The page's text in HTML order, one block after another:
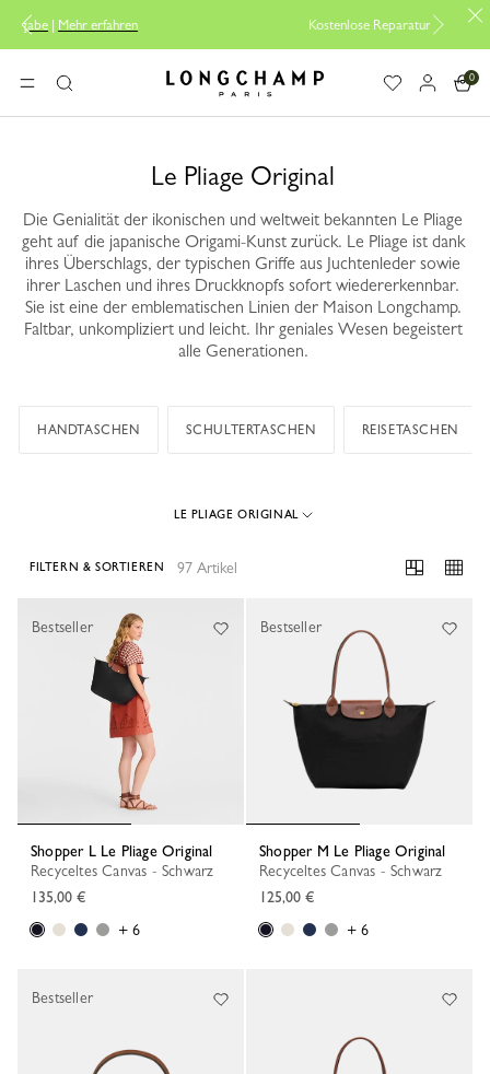
Zum Reparaturservice
MENÜSuche Longchamp - Home
0
Le Pliage Original
Die Genialität der ikonischen und weltweit bekannten Le Pliage
geht auf die japanische Origami-Kunst zurück. Le Pliage ist dank
ihres Überschlags, der typischen Griffe aus Juchtenleder sowie
ihrer Laschen und ihres Druckknopfs sofort wiedererkennbar.
Sie ist eine der emblematischen Linien der Maison Longchamp.
Faltbar, unkompliziert und leicht. Ihr geniales Wesen begeistert
alle Generationen.
HANDTASCHEN SCHULTERTASCHEN REISETASCHEN
LE PLIAGE ORIGINAL
97 Artikel
FILTERN & SORTIEREN
Shopper L Le Pliage Original
Recyceltes Canvas - Schwarz
135,00 €
+ 6
Bestseller
Shopper M Le Pliage Original
Recyceltes Canvas - Schwarz
125,00 €
+ 6
Bestseller
Bestseller